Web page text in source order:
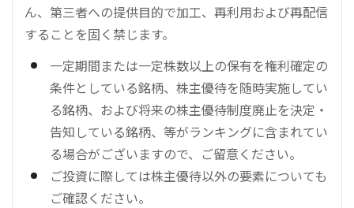
ん、第三者への提供目的で加工、再利用および再配信
することを固く禁じます。
一定期間または一定株数以上の保有を権利確定の
条件としている銘柄、株主優待を随時実施してい
る銘柄、および将来の株主優待制度廃止を決定・
告知している銘柄、等がランキングに含まれてい
る場合がございますので、ご留意ください。
ご投資に際しては株主優待以外の要素についても
ご確認ください。